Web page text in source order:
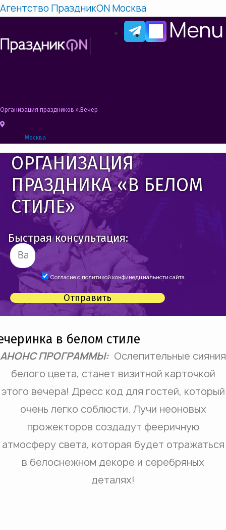
Агентство ПраздникON Москва
Menu
Организация праздников » Вечеринка в белом стиле | Организация и
Москва
ОРГАНИЗАЦИЯ
ПРАЗДНИКА «В БЕЛОМ
СТИЛЕ»
Быстрая консультация:
Согласие с политикой конфинедциальнсти сайта
Отправить
в белом стиле
АНОНС ПРОГРАММЫ: Ослепительные сияния
белого цвета, станет визитной карточкой
этого вечера! Дресс код для гостей, который
очень легко соблюсти. Лучи неоновых
прожекторов создадут фееричную
атмосферу света, которая будет отражаться
в белоснежном декоре и серебряных
деталях!